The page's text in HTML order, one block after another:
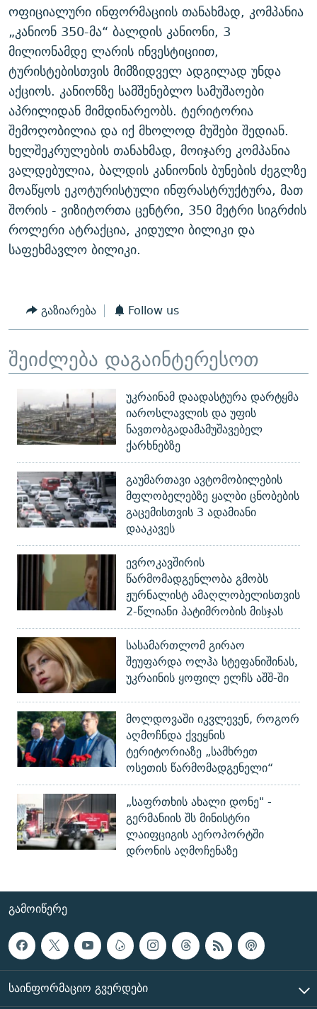
ოფიციალური ინფორმაციის თანახმად, კომპანია
„კანიონ 350-მა“ ბალდის კანიონი, 3
მილიონამდე ლარის ინვესტიციით,
ტურისტებისთვის მიმზიდველ ადგილად უნდა
აქციოს. კანიონზე სამშენებლო სამუშაოები
აპრილიდან მიმდინარეობს. ტერიტორია
შემოღობილია და იქ მხოლოდ მუშები შედიან.
ხელშეკრულების თანახმად, მოიჯარე კომპანია
ვალდებულია, ბალდის კანიონის ბუნების ძეგლზე
მოაწყოს ეკოტურისტული ინფრასტრუქტურა, მათ
შორის - ვიზიტორთა ცენტრი, 350 მეტრი სიგრძის
როლერი ატრაქცია, კიდული ბილიკი და
საფეხმავლო ბილიკი.
გაზიარება Follow us
შეიძლება დაგაინტერესოთ
უკრაინამ დაადასტურა დარტყმა
იაროსლავლის და უფის
ნავთობგადამამუშავებელ
ქარხნებზე
გაუმართავი ავტომობილების
მფლობელებზე ყალბი ცნობების
გაცემისთვის 3 ადამიანი
დააკავეს
ევროკავშირის
წარმომადგენლობა გმობს
ჟურნალისტ ამაღლობელისთვის
2-წლიანი პატიმრობის მისჯას
სასამართლომ გირაო
შეუფარდა ოლჰა სტეფანიშინას,
უკრაინის ყოფილ ელჩს აშშ-ში
მოლდოვაში იკვლევენ, როგორ
აღმოჩნდა ქვეყნის
ტერიტორიაზე „სამხრეთ
ოსეთის წარმომადგენელი“
„საფრთხის ახალი დონე" -
გერმანიის შს მინისტრი
ლაიფციგის აეროპორტში
დრონის აღმოჩენაზე
ᲒᲐᲛᲝᲘᲬᲔᲠᲔ
ᲡᲐᲘᲜᲤᲝᲠᲛᲐᲪᲘᲝ ᲒᲕᲔᲠᲓᲔᲑᲘ